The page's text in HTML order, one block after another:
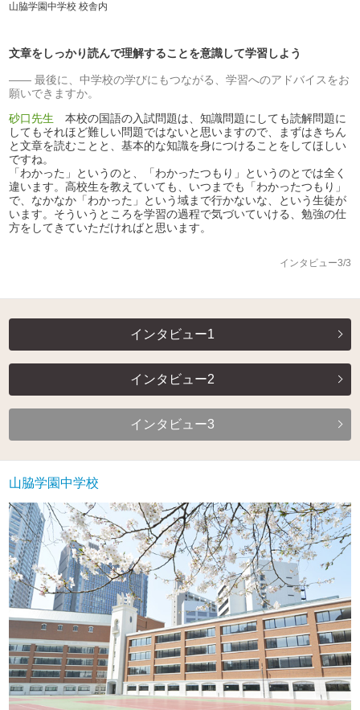
山脇学園中学校 校舎内
文章をしっかり読んで理解することを意識して学習しよう
最後に、中学校の学びにもつながる、学習へのアドバイスをお
願いできますか。
砂口先生 本校の国語の入試問題は、知識問題にしても読解問題に
してもそれほど難しい問題ではないと思いますので、まずはきちん
と文章を読むことと、基本的な知識を身につけることをしてほしい
ですね。
「わかった」というのと、「わかったつもり」というのとでは全く
違います。高校生を教えていても、いつまでも「わかったつもり」
で、なかなか「わかった」という域まで行かないな、という生徒が
います。そういうところを学習の過程で気づいていける、勉強の仕
方をしてきていただければと思います。
インタビュー3/3
インタビュー1
インタビュー2
インタビュー3
山脇学園中学校